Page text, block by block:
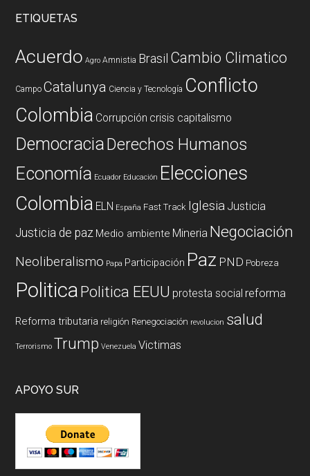
ETIQUETAS
Acuerdo Agro Amnistia Brasil Cambio Climatico
Campo Catalunya Ciencia y Tecnología Conflicto
Colombia Corrupción crisis capitalismo
DemocraciaDerechos Humanos
Economía Ecuador Educación Elecciones
Colombia ELN España Fast Track Iglesia Justicia
Justicia de paz Medio ambiente Mineria Negociación
Neoliberalismo Papa Participación Paz PND Pobreza
PoliticaPolitica EEUU protesta social reforma
Reforma tributaria religión Renegociación revolucion salud
Terrorismo Trump Venezuela Victimas
APOYO SUR